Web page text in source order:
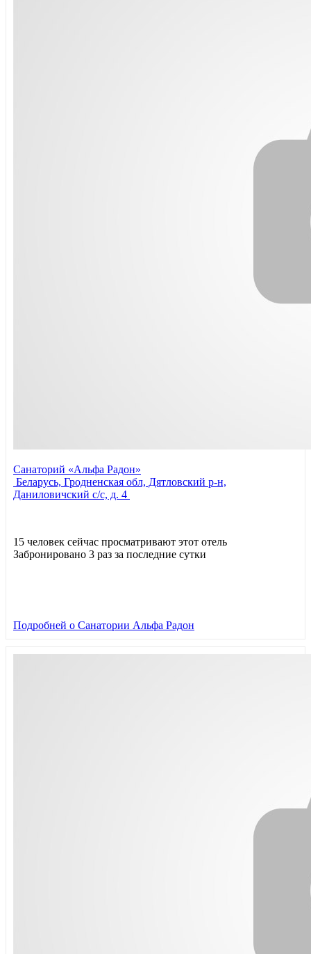
Санаторий «Альфа Радон»
Беларусь, Гродненская обл, Дятловский р-н,
Даниловичский с/с, д. 4
15 человек сейчас просматривают этот отель
Забронировано 3 раз за последние сутки
Подробней о Санатории Альфа Радон